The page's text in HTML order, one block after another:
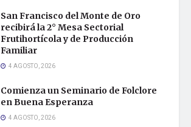
San Francisco del Monte de Oro
recibirá la 2° Mesa Sectorial
Frutihortícola y de Producción
Familiar
4 AGOSTO, 2026
Comienza un Seminario de Folclore
en Buena Esperanza
4 AGOSTO, 2026